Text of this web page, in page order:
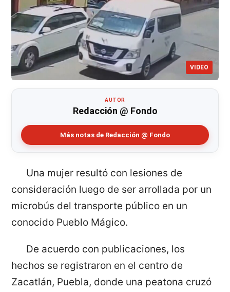
VIDEO
AUTOR
Redacción @ Fondo
Más notas de Redacción @ Fondo
Una mujer resultó con lesiones de
consideración luego de ser arrollada por un
microbús del transporte público en un
conocido Pueblo Mágico.
De acuerdo con publicaciones, los
hechos se registraron en el centro de
Zacatlán, Puebla, donde una peatona cruzó